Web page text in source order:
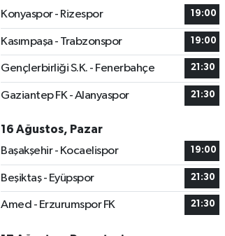
Konyaspor - Rizespor
19:00
Kasımpaşa - Trabzonspor 19:00
Gençlerbirliği S.K. - Fenerbahçe 21:30
Gaziantep FK - Alanyaspor 21:30
16 Ağustos, Pazar
Başakşehir - Kocaelispor
19:00
Beşiktaş - Eyüpspor 21:30
Amed - Erzurumspor FK 21:30